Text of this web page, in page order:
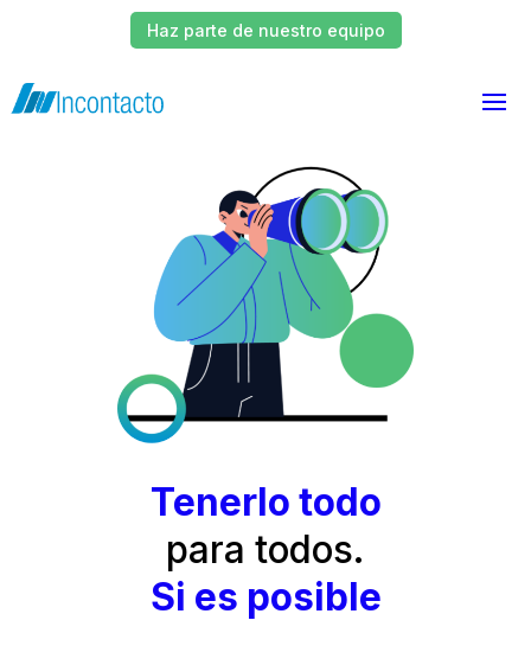
Haz parte de nuestro equipo
Tenerlo todo
para todos.
Si es posible